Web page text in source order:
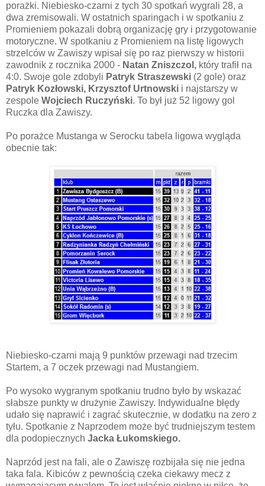
porażki. Niebiesko-czarni z tych 30 spotkań wygrali 28, a
dwa zremisowali. W ostatnich sparingach i w spotkaniu z
Promieniem pokazali dobrą organizację gry i przygotowanie
motoryczne. W spotkaniu z Promieniem na listę ligowych
strzelców w Zawiszy wpisał się po raz pierwszy w historii
zawodnik z rocznika 2000 - Natan Zniszczol, który trafił na
4:0. Swoje gole zdobyli Patryk Straszewski (2 gole) oraz
Patryk Kozłowski, Krzysztof Urtnowski i najstarszy w
zespole Wojciech Ruczyński. To był już 52 ligowy gol
Ruczka dla Zawiszy.
Po porażce Mustanga w Serocku tabela ligowa wygląda
obecnie tak:
Niebiesko-czarni mają 9 punktów przewagi nad trzecim
Startem, a 7 oczek przewagi nad Mustangiem.
Po wysoko wygranym spotkaniu trudno było by wskazać
słabsze punkty w drużynie Zawiszy. Indywidualne błędy
udało się naprawić i zagrać skutecznie, w dodatku na zero z
tyłu. Spotkanie z Naprzodem może być trudniejszym testem
dla podopiecznych Jacka Łukomskiego.
Naprzód jest na fali, ale o Zawiszę rozbijała się nie jedna
taka fala. Kibiców z pewnością czeka ciekawy mecz z